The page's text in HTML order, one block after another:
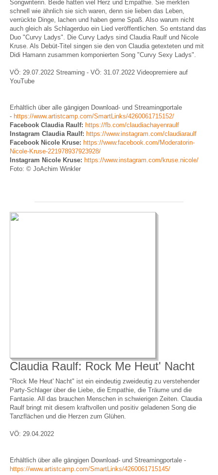
Songwriterin. Beide hatten viel Herz und Empathie. Sie merkten
schnell wie ähnlich sie sich waren, denn sie lieben das Leben,
verrückte Dinge, lachen und haben gerne Spaß. Also warum nicht
auch gleich als Schlagerduo ein Lied veröffentlichen. So entstand das
Duo "Curvy Ladys". Die Curvy Ladys sind Claudia Raulf und Nicole
Kruse. Als Debüt-Titel singen sie den von Claudia getexteten und mit
Didi Hamann zusammen komponierten Song "Curvy Sexy Ladys".
VÖ: 29.07.2022 Streaming - VÖ: 31.07.2022 Videopremiere auf
YouTube
Erhältlich über alle gängigen Download- und Streamingportale
- https://www.artistcamp.com/SmartLinks/4260061715152/
Facebook Claudia Raulf: https://fb.com/claudiachayenraulf
Instagram Claudia Raulf: https://www.instagram.com/claudiaraulf
Facebook Nicole Kruse: https://www.facebook.com/Moderatorin-
Nicole-Kruse-221978937923928/
Instagram Nicole Kruse: https://www.instagram.com/kruse.nicole/
Foto: © JoAchim Winkler
Claudia Raulf: Rock Me Heut' Nacht
"Rock Me Heut' Nacht" ist ein eindeutig zweideutig zu verstehender
Party-Schlager über die Liebe, die Empathie, die Träume und die
Fantasie. All das brauchen Menschen in schwierigen Zeiten. Claudia
Raulf bringt mit diesem kraftvollen und positiv geladenen Song die
Tanzflächen und die Herzen zum Glühen.
VÖ: 29.04.2022
Erhältlich über alle gängigen Download- und Streamingportale -
https://www.artistcamp.com/SmartLinks/4260061715145/